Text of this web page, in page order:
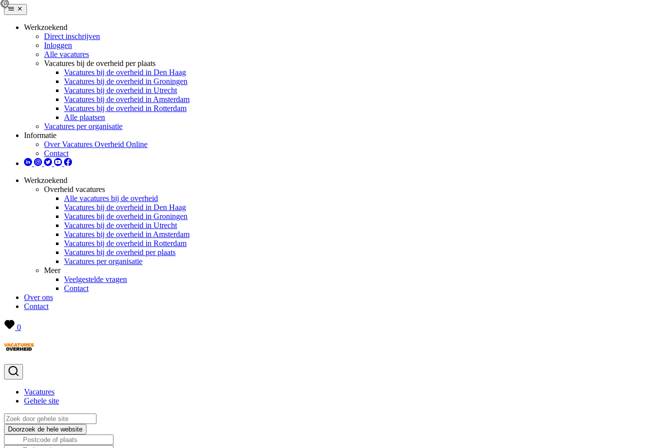
Werkzoekend
Direct inschrijven
Inloggen
Alle vacatures
Vacatures bij de overheid per plaats
Vacatures bij de overheid in Den Haag
Vacatures bij de overheid in Groningen
Vacatures bij de overheid in Utrecht
Vacatures bij de overheid in Amsterdam
Vacatures bij de overheid in Rotterdam
Alle plaatsen
Vacatures per organisatie
Informatie
Over Vacatures Overheid Online
Contact
Werkzoekend
Overheid vacatures
Alle vacatures bij de overheid
Vacatures bij de overheid in Den Haag
Vacatures bij de overheid in Groningen
Vacatures bij de overheid in Utrecht
Vacatures bij de overheid in Amsterdam
Vacatures bij de overheid in Rotterdam
Vacatures bij de overheid per plaats
Vacatures per organisatie
Meer
Veelgestelde vragen
Contact
Over ons
Contact
0
Vacatures
Gehele site